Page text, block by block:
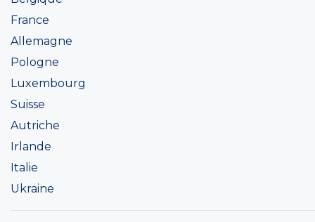
France
Allemagne
Pologne
Luxembourg
Suisse
Autriche
Irlande
Italie
Ukraine